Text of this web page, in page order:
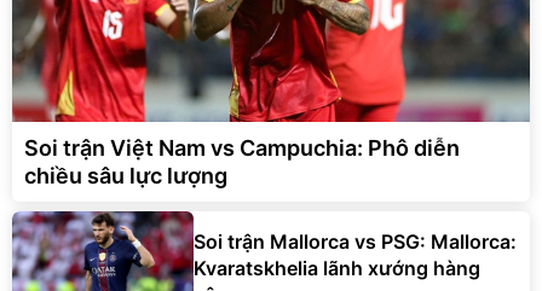
Soi trận Việt Nam vs Campuchia: Phô diễn
chiều sâu lực lượng
Kvaratskhelia lãnh xướng hàng
công